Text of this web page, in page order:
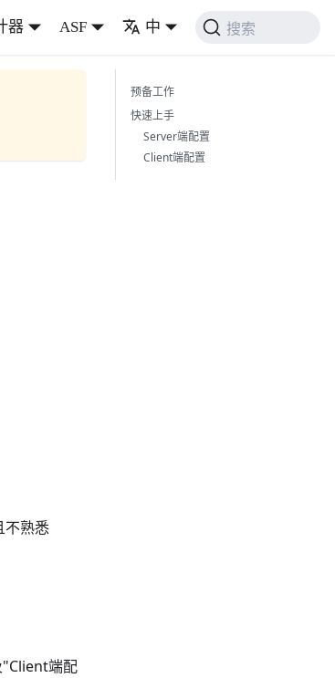
器 ASF 中 搜索
不熟悉
端配
预备工作
快速上手
Server端配置
Client端配置